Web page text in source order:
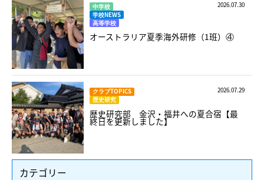
中学校
学校NEWS
高等学校
2026.07.30
オーストラリア夏季海外研修（1班）④
クラブTOPICS
歴史研究
2026.07.29
歴史研究部 金沢・福井への夏合宿【最
終日を更新しました】
カテゴリー